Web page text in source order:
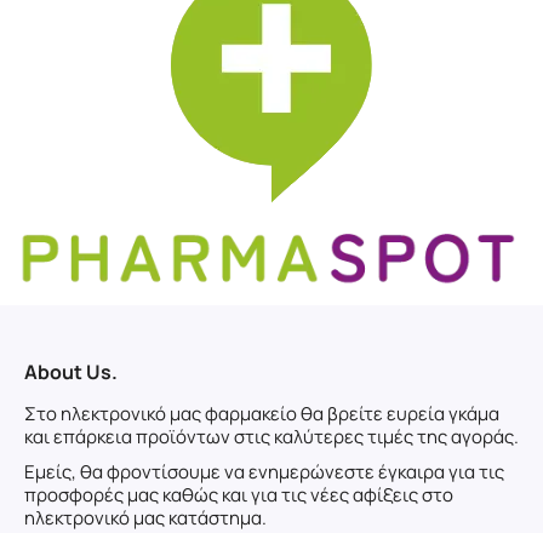
About Us.
Στο ηλεκτρονικό μας φαρμακείο θα βρείτε ευρεία γκάμα
και επάρκεια προϊόντων στις καλύτερες τιμές της αγοράς.
Εμείς, θα φροντίσουμε να ενημερώνεστε έγκαιρα για τις
προσφορές μας καθώς και για τις νέες αφίξεις στο
ηλεκτρονικό μας κατάστημα.